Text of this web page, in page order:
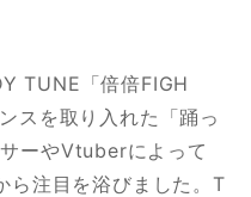
TUNE「倍倍FIGH
スを取り入れた「踊っ
ーやVtuberによって
注目を浴びました。T